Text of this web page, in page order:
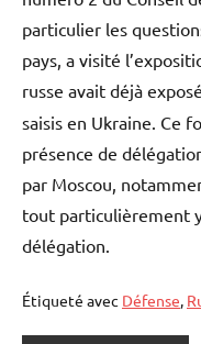
particulier les
pays, a visité
russe avait déjà
saisis en Ukraine. Ce
présence de
par Moscou,
tout particulièrement
délégation.
Étiqueté avec Défense,